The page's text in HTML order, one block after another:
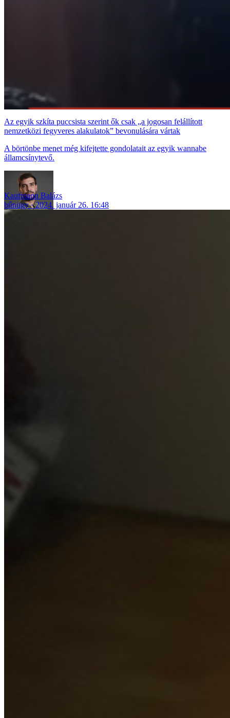
Az egyik szkíta puccsista szerint ők csak „a jogosan felállított
nemzetközi fegyveres alakulatok” bevonulására vártak
A börtönbe menet még kifejtette gondolatait az egyik wannabe
államcsínytevő.
Kaufmann Balázs
bűnügy
2024. január 26. 16:48